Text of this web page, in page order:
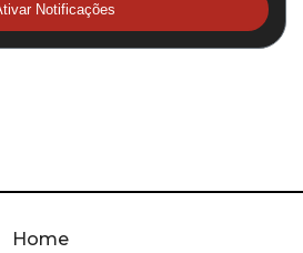
Notificações
Home